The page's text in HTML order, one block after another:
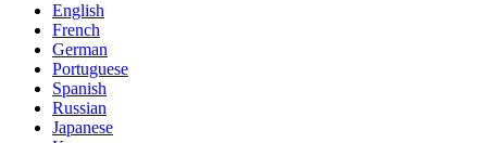
English
French
German
Portuguese
Spanish
Russian
Japanese